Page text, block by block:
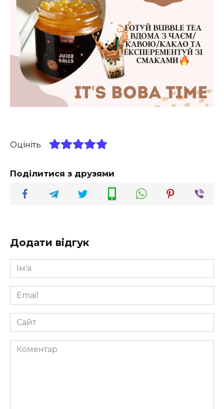
Оцініть
Поділитися з друзями
Додати відгук
Ім'я
*
Email
*
Сайт
Коментар